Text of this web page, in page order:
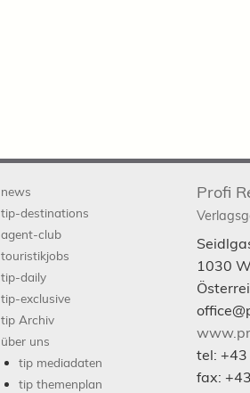
news
tip-destinations
agent-club
touristikjobs
tip-daily
tip-exclusive
tip Archiv
über uns
tip mediadaten
tip themenplan
Profi
1030
tel:
fax: